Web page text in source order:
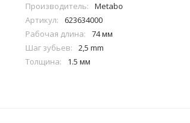
Производитель:
Metabo
Артикул:
623634000
Рабочая длина:
74 мм
Шаг зубьев:
2,5 mm
Толщина:
1.5 мм